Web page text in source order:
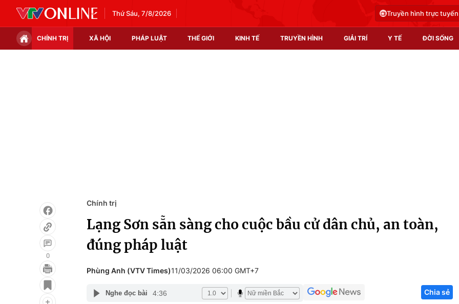
Thứ Sáu, 7/8/2026 Truyền hình trực tuyến
CHÍNH TRỊ XÃ HỘI PHÁP LUẬT THẾ GIỚI KINH TẾ TRUYỀN HÌNH GIẢI TRÍ Y TẾ ĐỜI SỐNG
Infographic
Điện ảnh
Du lịch
Tuyển sinh
Hitech Công
0
Chính trị
Lạng Sơn sẵn sàng cho cuộc bầu cử dân chủ, an toàn,
đúng pháp luật
Phùng Anh (VTV Times)11/03/2026 06:00 GMT+7
Nghe đọc bài 4:36 Chia sẻ